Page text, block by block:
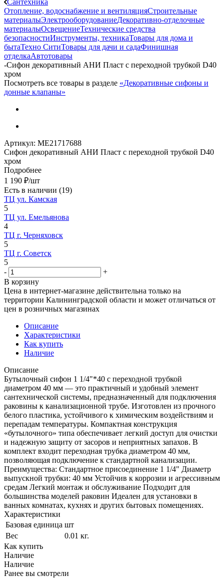
Отопление, водоснабжение и вентиляцияСтроительные
материалыЭлектрооборудованиеДекоративно-отделочные
материалыОсвещениеТехнические средства
безопасностиИнструменты, техникаТовары для дома и
бытаТехно СитиТовары для дачи и садаФинишная
отделкаАвтотовары
-Сифон декоративный АНИ Пласт с переходной трубкой D40
хром
Посмотреть все товары в разделе «Декоративные сифоны и
донные клапаны»
Артикул: МЕ21717688
Сифон декоративный АНИ Пласт с переходной трубкой D40
хром
Подробнее
1 190 ₽/шт
Есть в наличии (19)
ТЦ ул. Камская
5
ТЦ ул. Емельянова
4
ТЦ г. Черняховск
5
ТЦ г. Советск
5
-
+
В корзину
Цена в интернет-магазине действительна только на
территории Калининградской области и может отличаться от
цен в розничных магазинах
Описание
Характеристики
Как купить
Наличие
Описание
Бутылочный сифон 1 1/4"*40 с переходной трубкой
диаметром 40 мм — это практичный и удобный элемент
сантехнической системы, предназначенный для подключения
раковины к канализационной трубе. Изготовлен из прочного
белого пластика, устойчивого к химическим воздействиям и
перепадам температуры. Компактная конструкция
«бутылочного» типа обеспечивает легкий доступ для очистки
и надежную защиту от засоров и неприятных запахов. В
комплект входит переходная трубка диаметром 40 мм,
позволяющая подключение к стандартной канализации.
Преимущества: Стандартное присоединение 1 1/4" Диаметр
выпускной трубки: 40 мм Устойчив к коррозии и агрессивным
средам Легкий монтаж и обслуживание Подходит для
большинства моделей раковин Идеален для установки в
ванных комнатах, кухнях и других бытовых помещениях.
Характеристики
Базовая единица шт
Вес
0.01 кг.
Как купить
Наличие
Наличие
Ранее вы смотрели